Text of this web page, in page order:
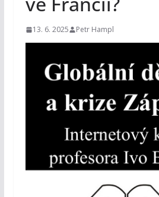
13. 6. 2025 Petr Hampl